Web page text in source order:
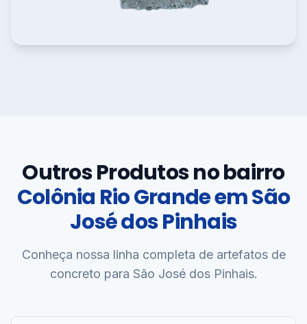
Outros Produtos no bairro
Colônia Rio Grande em São
José dos Pinhais
Conheça nossa linha completa de artefatos de
concreto para São José dos Pinhais.